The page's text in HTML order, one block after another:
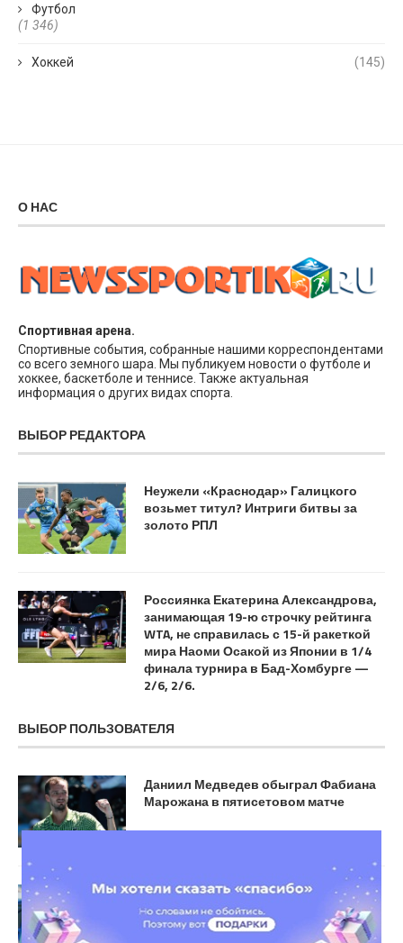
Футбол
(1 346)
Хоккей (145)
О НАС
Спортивная арена.
Спортивные события, собранные нашими корреспондентами
со всего земного шара. Мы публикуем новости о футболе и
хоккее, баскетболе и теннисе. Также актуальная
информация о других видах спорта.
ВЫБОР РЕДАКТОРА
Неужели «Краснодар» Галицкого
возьмет титул? Интриги битвы за
золото РПЛ
Россиянка Екатерина Александрова,
занимающая 19-ю строчку рейтинга
WTA, не справилась с 15-й ракеткой
мира Наоми Осакой из Японии в 1/4
финала турнира в Бад-Хомбурге —
2/6, 2/6.
ВЫБОР ПОЛЬЗОВАТЕЛЯ
Даниил Медведев обыграл Фабиана
Марожана в пятисетовом матче
ИГОНИН: «Зениту» нужна была
встряска обсуждением возможной
отставки Семака еще месяц назад, но